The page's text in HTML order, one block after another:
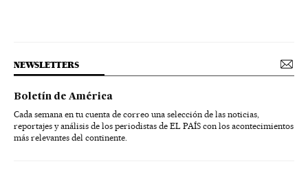
NEWSLETTERS
Boletín de América
Cada semana en tu cuenta de correo una selección de las noticias,
reportajes y análisis de los periodistas de EL PAÍS con los acontecimientos
más relevantes del continente.